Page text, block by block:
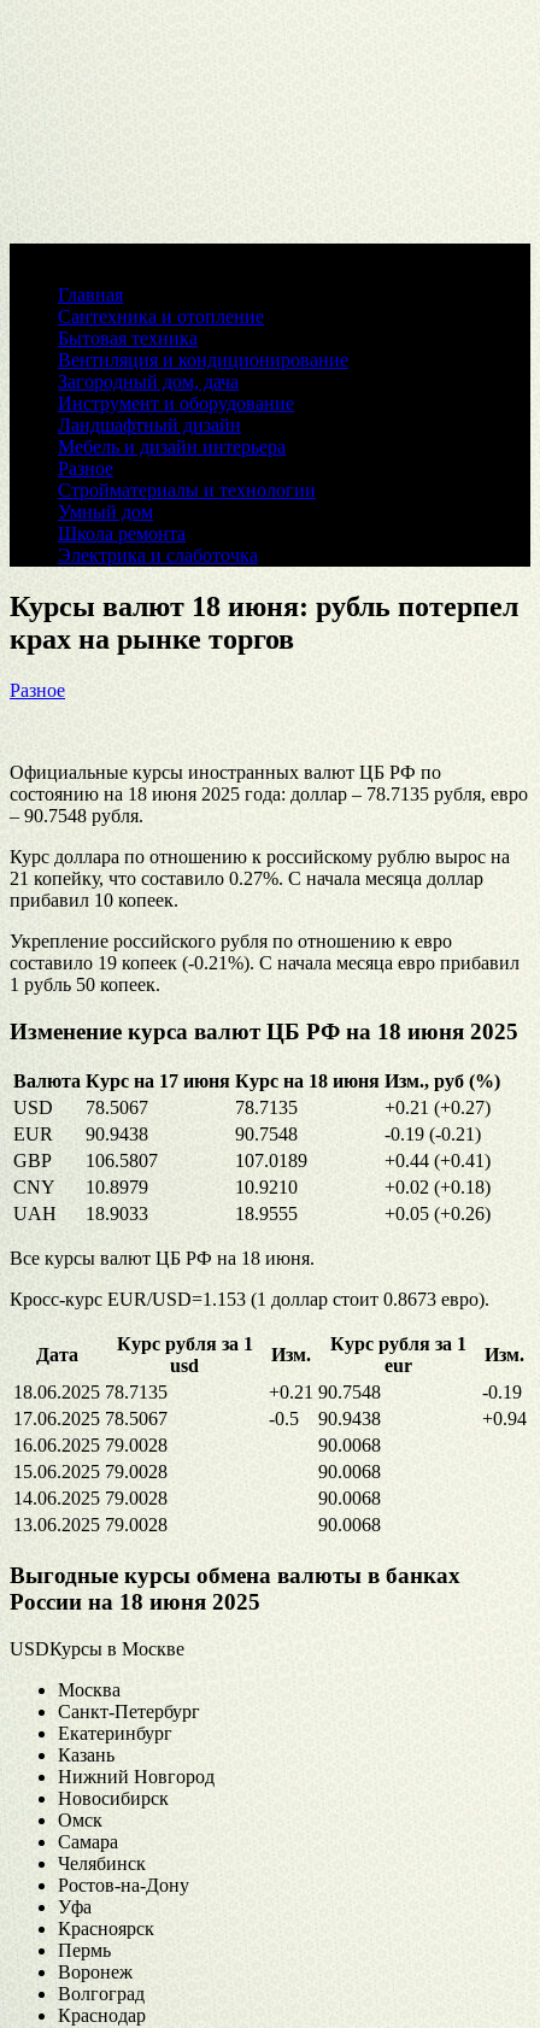
Главная
Сантехника и отопление
Бытовая техника
Вентиляция и кондиционирование
Загородный дом, дача
Инструмент и оборудование
Ландшафтный дизайн
Мебель и дизайн интерьера
Разное
Стройматериалы и технологии
Умный дом
Школа ремонта
Электрика и слаботочка
Курсы валют 18 июня: рубль потерпел
крах на рынке торгов
Разное
Официальные курсы иностранных валют ЦБ РФ по
состоянию на 18 июня 2025 года: доллар – 78.7135 рубля, евро
– 90.7548 рубля.
Курс доллара по отношению к российскому рублю вырос на
21 копейку, что составило 0.27%. С начала месяца доллар
прибавил 10 копеек.
Укрепление российского рубля по отношению к евро
составило 19 копеек (-0.21%). С начала месяца евро прибавил
1 рубль 50 копеек.
Изменение курса валют ЦБ РФ на 18 июня 2025
Валюта Курс на 17 июня Курс на 18 июня Изм., руб (%)
USD
78.5067 78.7135
+0.21 (+0.27)
EUR
90.9438 90.7548
-0.19 (-0.21)
GBP
106.5807 107.0189
+0.44 (+0.41)
CNY
10.8979 10.9210
+0.02 (+0.18)
UAH
18.9033 18.9555 +0.05 (+0.26)
Все курсы валют ЦБ РФ на 18 июня.
Кросс-курс EUR/USD=1.153 (1 доллар стоит 0.8673 евро).
Дата
Курс рубля за 1
usd
Изм.
Курс рубля за 1
eur
Изм.
18.06.2025 78.7135 +0.21 90.7548
-0.19
17.06.2025 78.5067 -0.5 90.9438
+0.94
16.06.2025 79.0028
90.0068
15.06.2025 79.0028
90.0068
14.06.2025 79.0028
90.0068
13.06.2025 79.0028 90.0068
Выгодные курсы обмена валюты в банках
России на 18 июня 2025
USDКурсы в Москве
Москва
Санкт-Петербург
Екатеринбург
Казань
Нижний Новгород
Новосибирск
Омск
Самара
Челябинск
Ростов-на-Дону
Уфа
Красноярск
Пермь
Воронеж
Волгоград
Краснодар